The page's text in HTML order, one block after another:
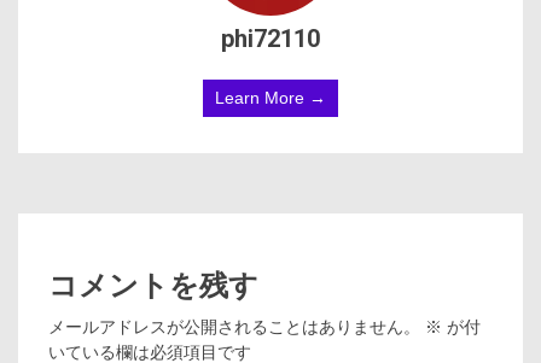
phi72110
Learn More →
コメントを残す
メールアドレスが公開されることはありません。 ※ が付
いている欄は必須項目です